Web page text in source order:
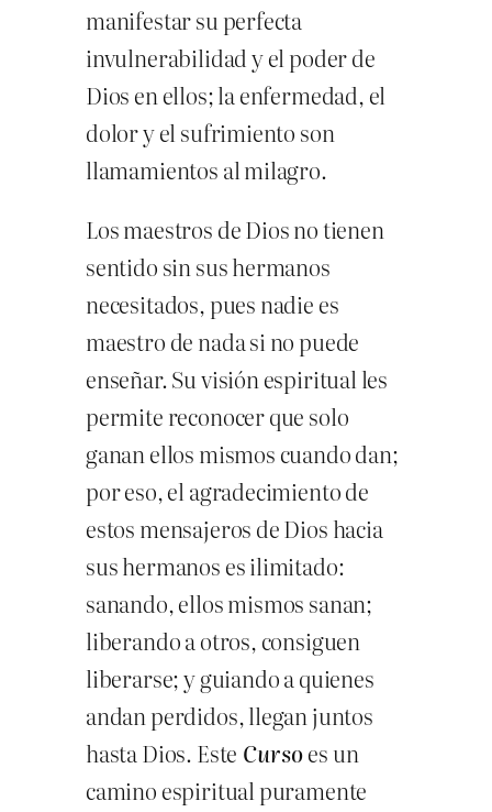
manifestar su perfecta
invulnerabilidad y el poder de
Dios en ellos; la enfermedad, el
dolor y el sufrimiento son
llamamientos al milagro.
Los maestros de Dios no tienen
sentido sin sus hermanos
necesitados, pues nadie es
maestro de nada si no puede
enseñar. Su visión espiritual les
permite reconocer que solo
ganan ellos mismos cuando dan;
por eso, el agradecimiento de
estos mensajeros de Dios hacia
sus hermanos es ilimitado:
sanando, ellos mismos sanan;
liberando a otros, consiguen
liberarse; y guiando a quienes
andan perdidos, llegan juntos
hasta Dios. Este Cursoes un
camino espiritual puramente